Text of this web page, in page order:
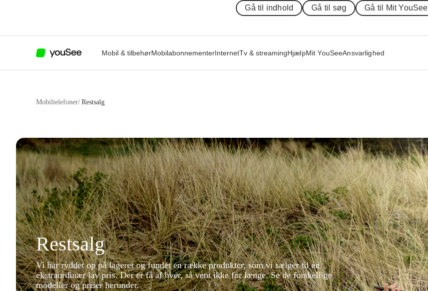
Gå til indhold Gå til søg Gå til Mit YouSee
Mobil & tilbehørMobilabonnementerInternetTv & streamingHjælpMit YouSeeAnsvarlighed
Mobiltelefoner/ Restsalg
Restsalg
Vi har ryddet op på lageret og fundet en række produkter, som vi sælger til en
ekstraordinær lav pris. Der er få af hver, så vent ikke for længe. Se de forskellige
modeller og priser herunder.